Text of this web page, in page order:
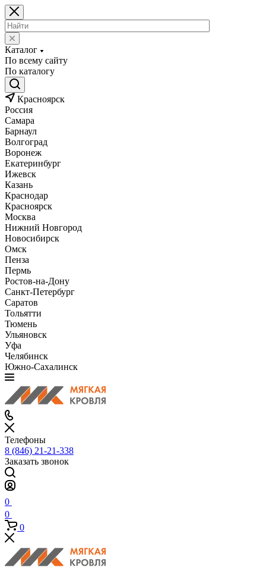
Каталог
По всему сайту
По каталогу
Красноярск
Россия
Самара
Барнаул
Волгоград
Воронеж
Екатеринбург
Ижевск
Казань
Краснодар
Красноярск
Москва
Нижний Новгород
Новосибирск
Омск
Пенза
Пермь
Ростов-на-Дону
Санкт-Петербург
Саратов
Тольятти
Тюмень
Ульяновск
Уфа
Челябинск
Южно-Сахалинск
Телефоны
8 (846) 21-21-338
Заказать звонок
0
0
0